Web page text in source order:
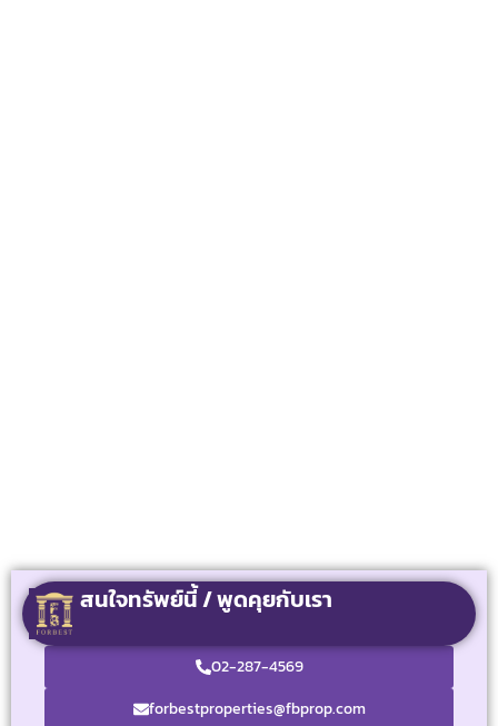
สนใจทรัพย์นี้ / พูดคุยกับเรา
02-287-4569
forbestproperties@fbprop.com